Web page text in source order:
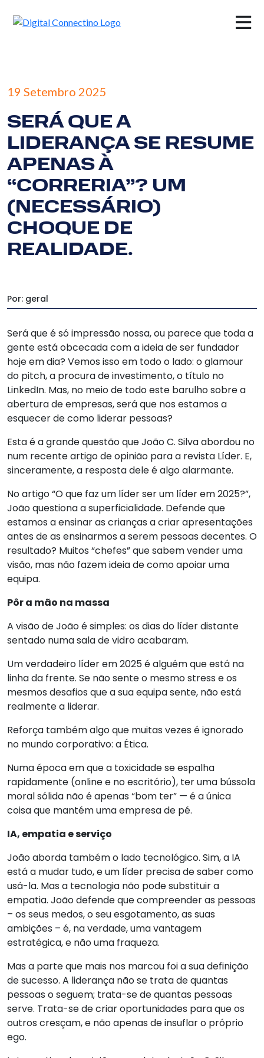
×
19 Setembro 2025
SERÁ QUE A
LIDERANÇA SE RESUME
APENAS À
“CORRERIA”? UM
(NECESSÁRIO)
CHOQUE DE
REALIDADE.
Por: geral
Será que é só impressão nossa, ou parece que toda a
gente está obcecada com a ideia de ser fundador
hoje em dia? Vemos isso em todo o lado: o glamour
do pitch, a procura de investimento, o título no
LinkedIn. Mas, no meio de todo este barulho sobre a
abertura de empresas, será que nos estamos a
esquecer de como liderar pessoas?
Esta é a grande questão que João C. Silva abordou no
num recente artigo de opinião para a revista Líder. E,
sinceramente, a resposta dele é algo alarmante.
No artigo “O que faz um líder ser um líder em 2025?”,
João questiona a superficialidade. Defende que
estamos a ensinar as crianças a criar apresentações
antes de as ensinarmos a serem pessoas decentes. O
resultado? Muitos “chefes” que sabem vender uma
visão, mas não fazem ideia de como apoiar uma
equipa.
Pôr a mão na massa
A visão de João é simples: os dias do líder distante
sentado numa sala de vidro acabaram.
Um verdadeiro líder em 2025 é alguém que está na
linha da frente. Se não sente o mesmo stress e os
mesmos desafios que a sua equipa sente, não está
realmente a liderar.
Reforça também algo que muitas vezes é ignorado
no mundo corporativo: a Ética.
Numa época em que a toxicidade se espalha
rapidamente (online e no escritório), ter uma bússola
moral sólida não é apenas “bom ter” — é a única
coisa que mantém uma empresa de pé.
IA, empatia e serviço
João aborda também o lado tecnológico. Sim, a IA
está a mudar tudo, e um líder precisa de saber como
usá-la. Mas a tecnologia não pode substituir a
empatia. João defende que compreender as pessoas
– os seus medos, o seu esgotamento, as suas
ambições – é, na verdade, uma vantagem
estratégica, e não uma fraqueza.
Mas a parte que mais nos marcou foi a sua definição
de sucesso. A liderança não se trata de quantas
pessoas o seguem; trata-se de quantas pessoas
serve. Trata-se de criar oportunidades para que os
outros cresçam, e não apenas de insuflar o próprio
ego.